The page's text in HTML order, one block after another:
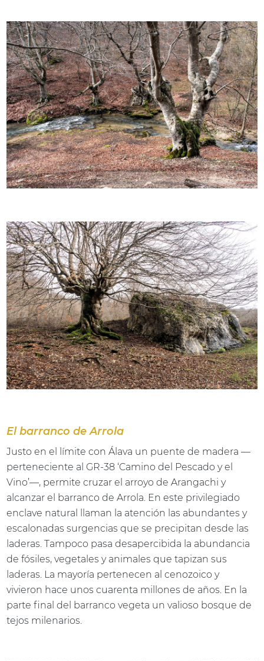
El barranco de Arrola
Justo en el límite con Álava un puente de madera —
perteneciente al GR-38 ‘Camino del Pescado y el
Vino’—, permite cruzar el arroyo de Arangachi y
alcanzar el barranco de Arrola. En este privilegiado
enclave natural llaman la atención las abundantes y
escalonadas surgencias que se precipitan desde las
laderas. Tampoco pasa desapercibida la abundancia
de fósiles, vegetales y animales que tapizan sus
laderas. La mayoría pertenecen al cenozoico y
vivieron hace unos cuarenta millones de años. En la
parte final del barranco vegeta un valioso bosque de
tejos milenarios.